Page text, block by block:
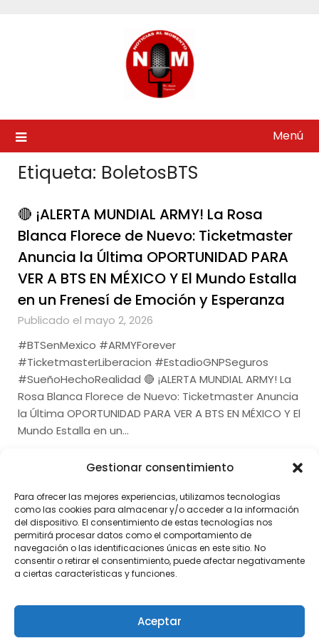
Menú
Etiqueta: BoletosBTS
🔴 ¡ALERTA MUNDIAL ARMY! La Rosa
Blanca Florece de Nuevo: Ticketmaster
Anuncia la Última OPORTUNIDAD PARA
VER A BTS EN MÉXICO Y El Mundo Estalla
en un Frenesí de Emoción y Esperanza
Publicado el mayo 2, 2026
#BTSenMexico #ARMYForever
#TicketmasterLiberacion #EstadioGNPSeguros
#SueñoHechoRealidad 🔴 ¡ALERTA MUNDIAL ARMY! La
Rosa Blanca Florece de Nuevo: Ticketmaster Anuncia
la Última OPORTUNIDAD PARA VER A BTS EN MÉXICO Y El
Mundo Estalla en un…
Gestionar consentimiento
Para ofrecer las mejores experiencias, utilizamos tecnologías
como las cookies para almacenar y/o acceder a la información
del dispositivo. El consentimiento de estas tecnologías nos
permitirá procesar datos como el comportamiento de
navegación o las identificaciones únicas en este sitio. No
consentir o retirar el consentimiento, puede afectar negativamente
a ciertas características y funciones.
Aceptar